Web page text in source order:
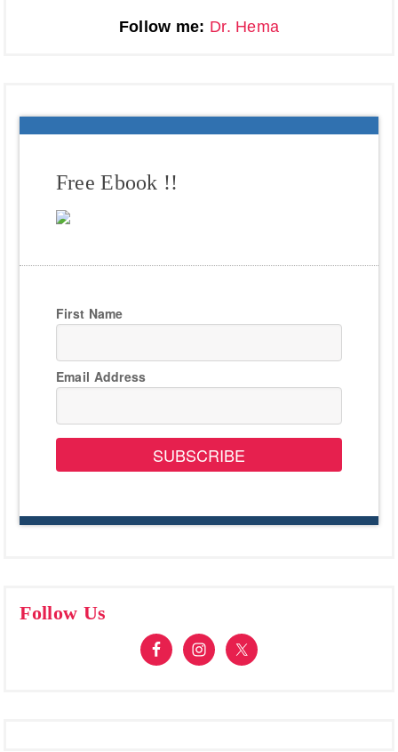
Follow me: Dr. Hema
Free Ebook !!
First Name
Email Address
SUBSCRIBE
Follow Us